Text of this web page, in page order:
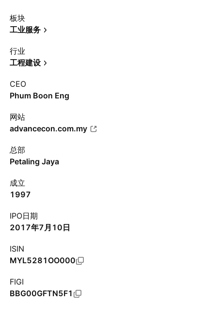
板块
工业服务
行业
工程建设
CEO
Phum Boon Eng
网站
advancecon.com.my
总部
Petaling Jaya
成立
1997
IPO日期
2017年7月10日
ISIN
MYL5281OO000
FIGI
BBG00GFTN5F1